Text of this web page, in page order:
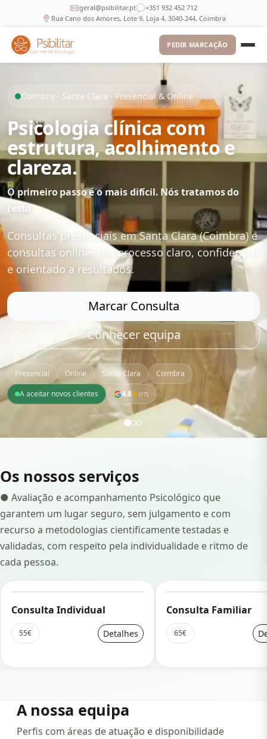
geral@psibilitar.pt
+351 932 452 712
Rua Cano dos Amores, Lote 9, Loja 4, 3040-244, Coimbra
PEDIR MARCAÇÃO
Coimbra · Santa Clara · Presencial & Online
Psicologia clínica com
estrutura, acolhimento e
clareza.
O primeiro passo é o mais difícil. Nós tratamos do
resto.
Consultas presenciais em Santa Clara (Coimbra) e
consultas online. Um processo claro, confidencial
e orientado a resultados.
Marcar Consulta
Conhecer equipa
Presencial Online Santa Clara
Coimbra
A aceitar novos clientes
4.8 (17)
Os nossos serviços
● Avaliação e acompanhamento Psicológico que
garantem um lugar seguro, sem julgamento e com
recurso a metodologias cientificamente testadas e
validadas, com respeito pela individualidade e ritmo de
cada pessoa.
Consulta Individual
55€ Detalhes
Consulta Familiar
65€
A nossa equipa
Perfis com áreas de atuação e disponibilidade